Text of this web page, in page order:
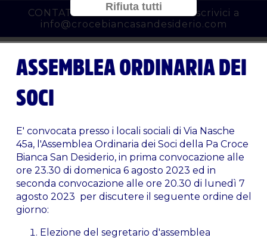
CONTATTACI al010 3450777
o scrivici a
info@crocebiancasandesiderio.com
ASSEMBLEA ORDINARIA DEI
SOCI
E' convocata presso i locali sociali di Via Nasche
45a, l'Assemblea Ordinaria dei Soci della Pa Croce
Bianca San Desiderio, in prima convocazione alle
ore 23.30 di domenica 6 agosto 2023 ed in
seconda convocazione alle ore 20.30 di lunedì 7
agosto 2023 per discutere il seguente ordine del
giorno:
Elezione del segretario d'assemblea
Rifiuta tutti